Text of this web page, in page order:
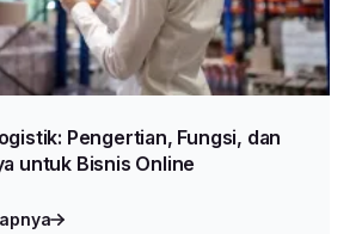
Pengertian, Fungsi, dan
untuk Bisnis Online